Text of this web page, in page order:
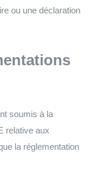
ou une déclaration
soumis à la
relative aux
la réglementation